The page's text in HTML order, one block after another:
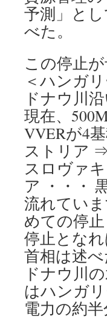
予測」と
べた。
この停止
＜ハンガ
ドナウ川
現在、
VVERが4
ストリア ⇒
スロヴァ
ア ・・・
流れてい
めての停止
停止とな
首相は述べ
ドナウ川
はハンガ
電力の約半